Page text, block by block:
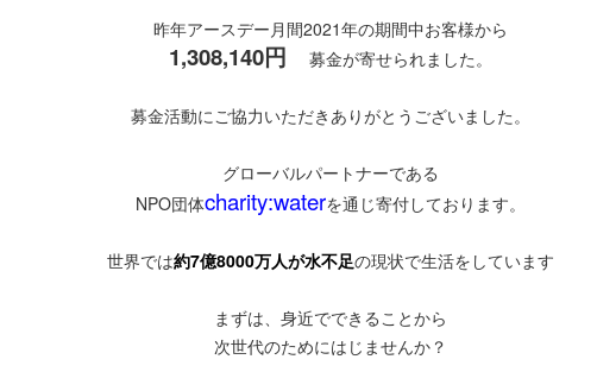
昨年アースデー月間2021年の期間中お客様から
1,308,140円 募金が寄せられました。
募金活動にご協力いただきありがとうございました。
グローバルパートナーである
NPO団体charity:waterを通じ寄付しております。
世界では約7億8000万人が水不足の現状で生活をしています
まずは、身近でできることから
次世代のためにはじませんか？